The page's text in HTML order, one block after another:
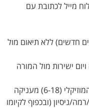
מייל לכתובת עם
חדשים) ללא תיאום מול
ישירות מול המורה
2. הרשמה לקונסרבטוריון בגילאי החינוך המוזיקלי (6-18) מעניקה
ניסיון (ובכפוף לקיומו